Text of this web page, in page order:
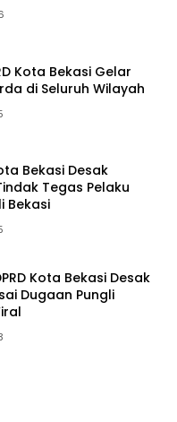
Kota Bekasi Gelar
di Seluruh Wilayah
Bekasi Desak
Tegas Pelaku
Bekasi
Kota Bekasi Desak
Dugaan Pungli